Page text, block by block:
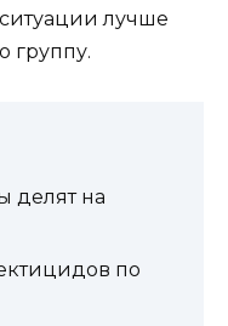
лучше
группу.
делят на
по